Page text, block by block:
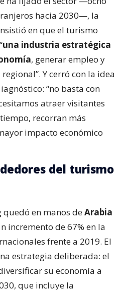
hacia 2030—, la
en que el turismo
una industria estratégica
, generar empleo y
Y cerró con la idea
“no basta con
atraer visitantes
recorran más
impacto económico
del turismo
en manos deArabia
incremento de 67% en la
frente a 2019. El
estrategia deliberada: el
su economía a
que incluye la